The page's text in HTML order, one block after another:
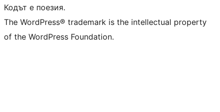
Кодът е поезия.
The WordPress® trademark is the intellectual property
of the WordPress Foundation.